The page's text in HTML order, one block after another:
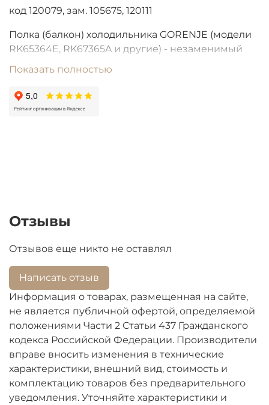
код 120079, зам. 105675, 120111
Полка (балкон) холодильника GORENJE (модели
RK65364E, RK67365A и другие) - незаменимый
элемент для организации пространства в
из высококачественного голубого оттенка
прозрачного пластика, эта полка станет
Показать полностью
Отзывы
Отзывов еще никто не оставлял
Написать отзыв
Информация о товарах, размещенная на сайте,
не является публичной офертой, определяемой
положениями Части 2 Статьи 437 Гражданского
кодекса Российской Федерации. Производители
вправе вносить изменения в технические
характеристики, внешний вид, стоимость и
комплектацию товаров без предварительного
уведомления. Уточняйте характеристики и